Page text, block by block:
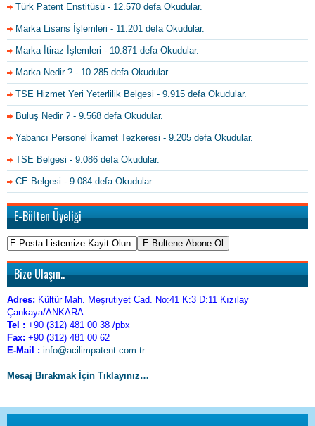
Türk Patent Enstitüsü - 12.570 defa Okudular.
Marka Lisans İşlemleri - 11.201 defa Okudular.
Marka İtiraz İşlemleri - 10.871 defa Okudular.
Marka Nedir ? - 10.285 defa Okudular.
TSE Hizmet Yeri Yeterlilik Belgesi - 9.915 defa Okudular.
Buluş Nedir ? - 9.568 defa Okudular.
Yabancı Personel İkamet Tezkeresi - 9.205 defa Okudular.
TSE Belgesi - 9.086 defa Okudular.
CE Belgesi - 9.084 defa Okudular.
E-Bülten Üyeliği
Bize Ulaşın..
Adres: Kültür Mah. Meşrutiyet Cad. No:41 K:3 D:11 Kızılay
Çankaya/ANKARA
Tel : +90 (312) 481 00 38 /pbx
Fax: +90 (312) 481 00 62
E-Mail : info@acilimpatent.com.tr
Mesaj Bırakmak İçin Tıklayınız…